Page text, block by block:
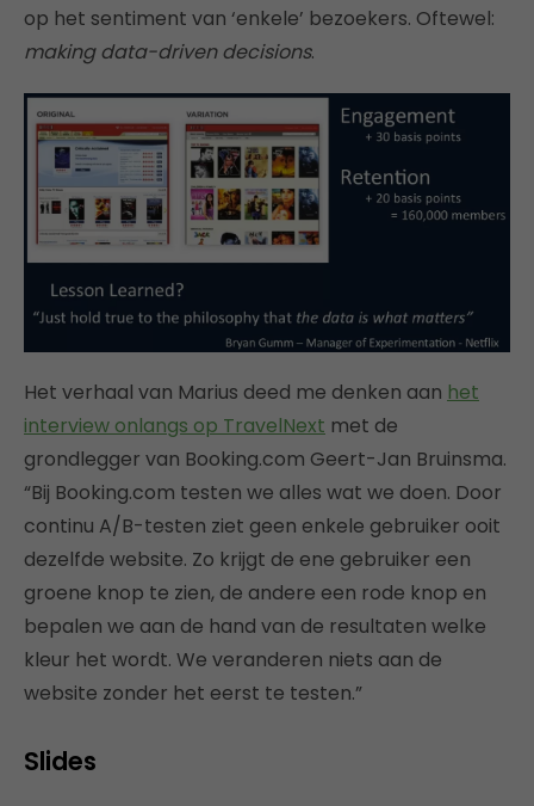
op het sentiment van ‘enkele’ bezoekers. Oftewel:
making data-driven decisions.
Het verhaal van Marius deed me denken aan het
interview onlangs op TravelNext met de
grondlegger van Booking.com Geert-Jan Bruinsma.
“Bij Booking.com testen we alles wat we doen. Door
continu A/B-testen ziet geen enkele gebruiker ooit
dezelfde website. Zo krijgt de ene gebruiker een
groene knop te zien, de andere een rode knop en
bepalen we aan de hand van de resultaten welke
kleur het wordt. We veranderen niets aan de
website zonder het eerst te testen.”
Slides